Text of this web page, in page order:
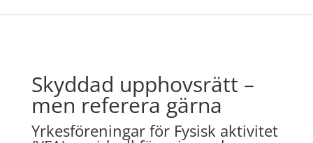
Skyddad upphovsrätt –
men referera gärna
Yrkesföreningar för Fysisk aktivitet